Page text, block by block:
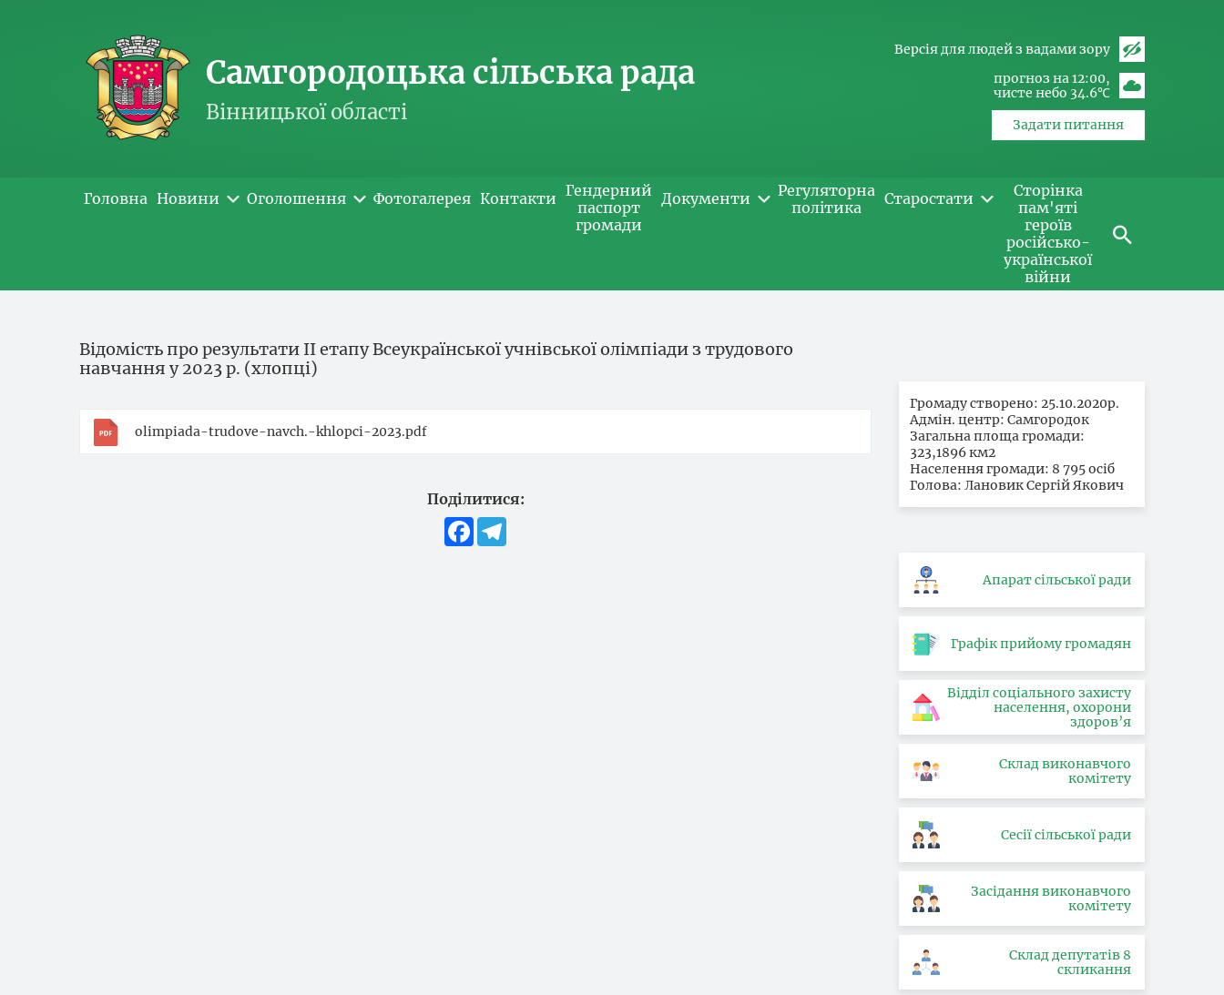
Самгородоцька сільська рада
Вінницької області
Версія для людей з вадами зору
прогноз на 12:00
чисте небо 34.6℃
Задати питання
Головна Новини Оголошення Фотогалерея Контакти Гендерний
паспорт
громади
Документи
Регуляторна
політика
Старостати
Сторінка
пам'яті
героїв
російсько-
української
війни
Відомість про результати ІІ етапу Всеукраїнської учнівської олімпіади з трудового
навчання у 2023 р. (хлопці)
olimpiada-trudove-navch.-khlopci-2023.pdf
Поділитися:
Facebook
Громаду створено: 25.10.2020р.
Адмін. центр: Самгородок
Загальна площа громади:
323,1896 км2
Населення громади: 8 795 осіб
Голова: Лановик Сергій Якович
Апарат сільської ради
Графік прийому громадян
Відділ соціального захисту
населення, охорони
здоров’я
Склад виконавчого
комітету
Сесії сільської ради
Засідання виконавчого
комітету
Склад депутатів 8
скликання